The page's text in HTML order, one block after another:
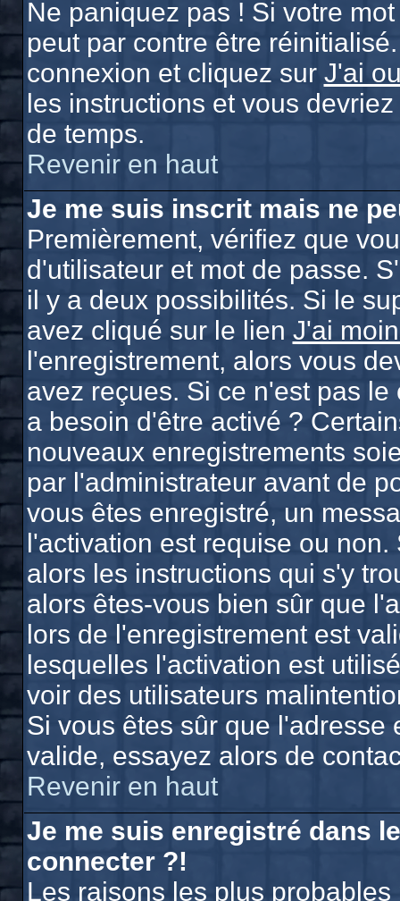
Ne paniquez pas ! Si votre
peut par contre être
connexion et cliquez sur J'ai
les instructions et vous
de temps.
Revenir en haut
Je me suis inscrit mais ne
Premièrement, vérifiez que
d'utilisateur et mot de passe.
il y a deux possibilités. Si le
avez cliqué sur le lien J'ai
l'enregistrement, alors vous
avez reçues. Si ce n'est pas
a besoin d'être activé ?
nouveaux enregistrements
par l'administrateur avant de
vous êtes enregistré, un
l'activation est requise ou
alors les instructions qui s'y
alors êtes-vous bien sûr que
lors de l'enregistrement est
lesquelles l'activation est
voir des utilisateurs
Si vous êtes sûr que l'adresse
valide, essayez alors de
Revenir en haut
Je me suis enregistré dans
connecter ?!
Les raisons les plus